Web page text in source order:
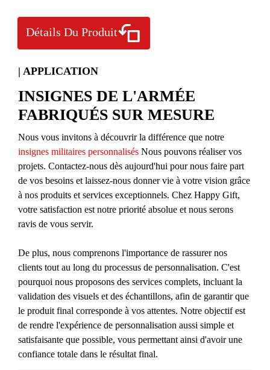
Détails Du Produit
| APPLICATION
INSIGNES DE L'ARMÉE
FABRIQUÉS SUR MESURE
Nous vous invitons à découvrir la différence que notre
insignes militaires personnalisésNous pouvons réaliser vos
projets. Contactez-nous dès aujourd'hui pour nous faire part
de vos besoins et laissez-nous donner vie à votre vision grâce
à nos produits et services exceptionnels. Chez Happy Gift,
votre satisfaction est notre priorité absolue et nous serons
ravis de vous servir.
De plus, nous comprenons l'importance de rassurer nos
clients tout au long du processus de personnalisation. C'est
pourquoi nous proposons des services complets, incluant la
validation des visuels et des échantillons, afin de garantir que
le produit final corresponde à vos attentes. Notre objectif est
de rendre l'expérience de personnalisation aussi simple et
satisfaisante que possible, vous permettant ainsi d'avoir une
confiance totale dans le résultat final.